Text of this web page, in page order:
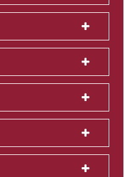
３研修を公開講座で開催
における課題を読み解く
広告を６月より大幅拡大
による業務へのAI活用支
せ
況
プラン」を26年５月より